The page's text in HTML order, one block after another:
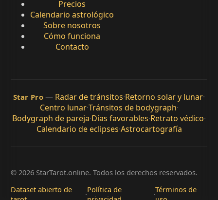
Precios
Calendario astrológico
Sobre nosotros
Cómo funciona
Contacto
Star Pro — Radar de tránsitos·Retorno solar y lunar·
Centro lunar·Tránsitos de bodygraph·
Bodygraph de pareja·Días favorables·Retrato védico·
Calendario de eclipses·Astrocartografía
© 2026 StarTarot.online. Todos los derechos reservados.
Dataset abierto de
·Política de
·Términos de